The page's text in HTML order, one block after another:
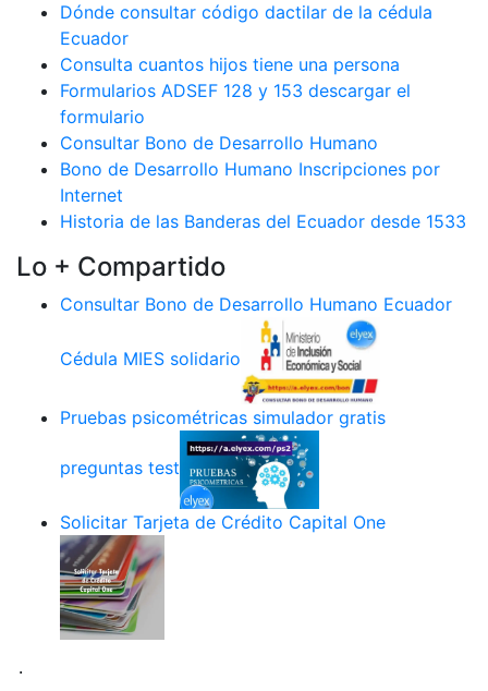
Dónde consultar código dactilar de la cédula
Ecuador
Consulta cuantos hijos tiene una persona
Formularios ADSEF 128 y 153 descargar el
formulario
Consultar Bono de Desarrollo Humano
Bono de Desarrollo Humano Inscripciones por
Internet
Historia de las Banderas del Ecuador desde 1533
Lo + Compartido
Consultar Bono de Desarrollo Humano Ecuador
Cédula MIES solidario
Pruebas psicométricas simulador gratis
preguntas test
Solicitar Tarjeta de Crédito Capital One
.